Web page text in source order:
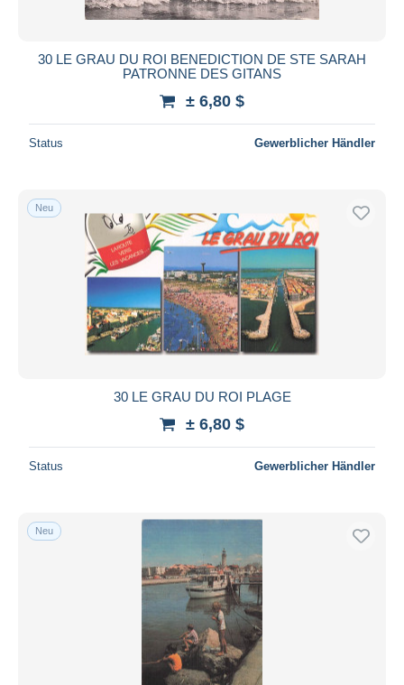
30 LE GRAU DU ROI BENEDICTION DE STE SARAH
PATRONNE DES GITANS
± 6,80 $
Status Gewerblicher Händler
Neu
30 LE GRAU DU ROI PLAGE
± 6,80 $
Status Gewerblicher Händler
Neu